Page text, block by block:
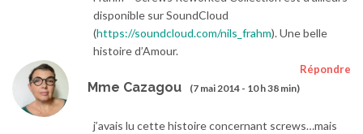
disponible sur SoundCloud
(https://soundcloud.com/nils_frahm). Une belle
histoire d’Amour.
Mme Cazagou (7 mai 2014 - 10 h 38 min)
Répondre
j’avais lu cette histoire concernant screws…mais